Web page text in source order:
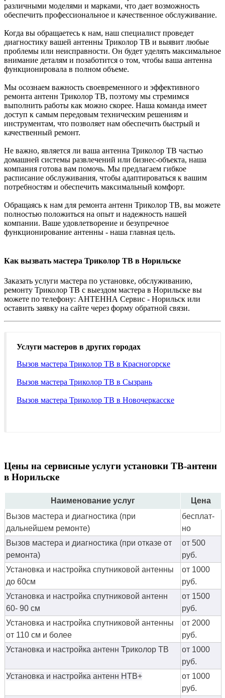
различными моделями и марками, что дает возможность
обеспечить профессиональное и качественное обслуживание.
Когда вы обращаетесь к нам, наш специалист проведет
диагностику вашей антенны Триколор ТВ и выявит любые
проблемы или неисправности. Он будет уделять максимальное
внимание деталям и позаботится о том, чтобы ваша антенна
функционировала в полном объеме.
Мы осознаем важность своевременного и эффективного
ремонта антенн Триколор ТВ, поэтому мы стремимся
выполнить работы как можно скорее. Наша команда имеет
доступ к самым передовым техническим решениям и
инструментам, что позволяет нам обеспечить быстрый и
качественный ремонт.
Не важно, является ли ваша антенна Триколор ТВ частью
домашней системы развлечений или бизнес-объекта, наша
компания готова вам помочь. Мы предлагаем гибкое
расписание обслуживания, чтобы адаптироваться к вашим
потребностям и обеспечить максимальный комфорт.
Обращаясь к нам для ремонта антенн Триколор ТВ, вы можете
полностью положиться на опыт и надежность нашей
компании. Ваше удовлетворение и безупречное
функционирование антенны - наша главная цель.
Как вызвать мастера Триколор ТВ в Норильске
Заказать услуги мастера по установке, обслуживанию,
ремонту Триколор ТВ с выездом мастера в Норильске вы
можете по телефону: АНТЕННА Сервис - Норильск или
оставить заявку на сайте через форму обратной связи.
Услуги мастеров в других городах
Вызов мастера Триколор ТВ в Красногорске
Вызов мастера Триколор ТВ в Сызрань
Вызов мастера Триколор ТВ в Новочеркасске
Цены на сервисные услуги установки ТВ-антенн
в Норильске
Наименование услуг
Цена
Вызов мастера и диагностика (при
дальнейшем ремонте)
бес­плат­
но
Вызов мастера и диагностика (при отказе от
ремонта)
от 500
руб.
Установка и настройка спутниковой антенны
до 60см
от 1000
руб.
Установка и настройка спутниковой антенн
60- 90 см
от 1500
руб.
Установка и настройка спутниковой антенны
от 110 см и более
от 2000
руб.
Установка и настройка антенн Триколор ТВ
от 1000
руб.
Установка и настройка антенн НТВ+
от 1000
руб.